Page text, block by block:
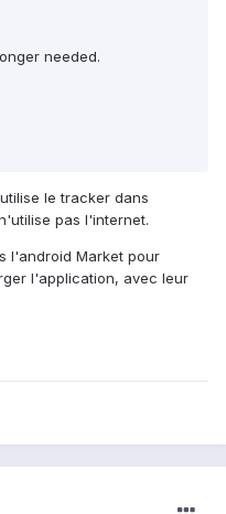
needed.
le tracker dans
pas l'internet.
l'android Market pour
l'application, avec leur